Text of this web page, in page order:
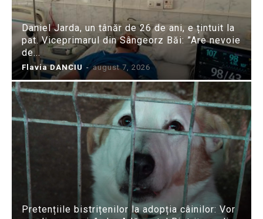
Daniel Jarda, un tânăr de 26 de ani, e țintuit la
pat. Viceprimarul din Sângeorz Băi: ”Are nevoie
de...
Flavia DANCIU - august 7, 2026
Pretențiile bistrițenilor la adopția câinilor: Vor